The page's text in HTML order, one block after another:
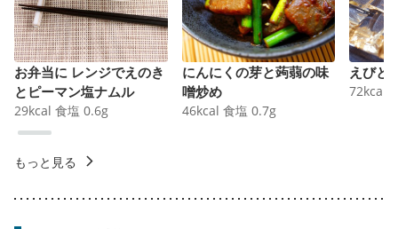
お弁当に レンジでえのき
とピーマン塩ナムル
29kcal 食塩 0.6g
にんにくの芽と蒟蒻の味
噌炒め
46kcal 食塩 0.7g
えびと
72kcal
もっと見る